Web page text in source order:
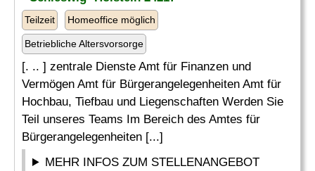
Teilzeit Homeoffice möglich
Betriebliche Altersvorsorge
[. .. ] zentrale Dienste Amt für Finanzen und
Vermögen Amt für Bürgerangelegenheiten Amt für
Hochbau, Tiefbau und Liegenschaften Werden Sie
Teil unseres Teams Im Bereich des Amtes für
Bürgerangelegenheiten [...]
MEHR INFOS ZUM STELLENANGEBOT